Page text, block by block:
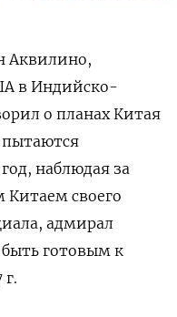
Аквилино,
в Индийско-
о планах Китая
наблюдая за
своего
адмирал
быть готовым к